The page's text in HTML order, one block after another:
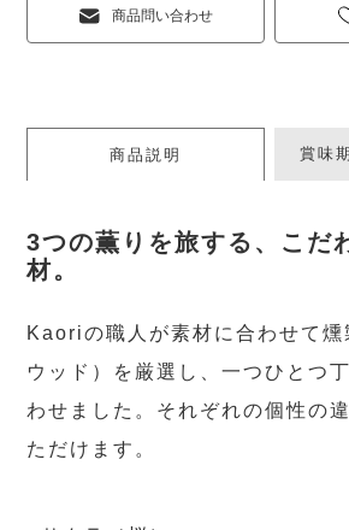
商品問い合わせ
商品説明 賞味
3つの薫りを旅する、こだ
材。
Kaoriの職人が素材に合わせて燻
ウッド）を厳選し、一つひとつ
わせました。それぞれの個性の
ただけます。